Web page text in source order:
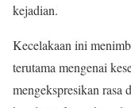
kejadian.
Kecelakaan ini
terutama mengenai
mengekspresikan rasa